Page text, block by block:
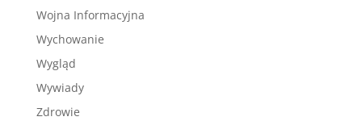
Wojna Informacyjna
Wychowanie
Wygląd
Wywiady
Zdrowie